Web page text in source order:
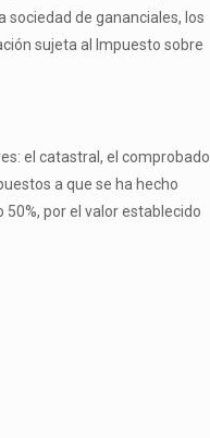
sociedad de gananciales, los
sujeta al Impuesto sobre
el catastral, el comprobado
a que se ha hecho
por el valor establecido